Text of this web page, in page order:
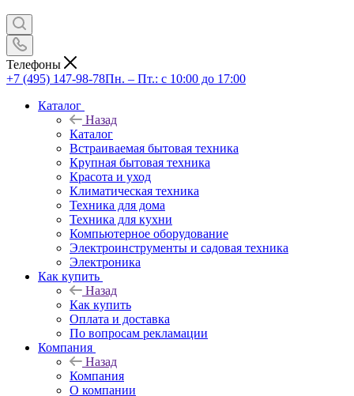
Телефоны
+7 (495) 147-98-78Пн. – Пт.: с 10:00 до 17:00
Каталог
Назад
Каталог
Встраиваемая бытовая техника
Крупная бытовая техника
Красота и уход
Климатическая техника
Техника для дома
Техника для кухни
Компьютерное оборудование
Электроинструменты и садовая техника
Электроника
Как купить
Назад
Как купить
Оплата и доставка
По вопросам рекламации
Компания
Назад
Компания
О компании